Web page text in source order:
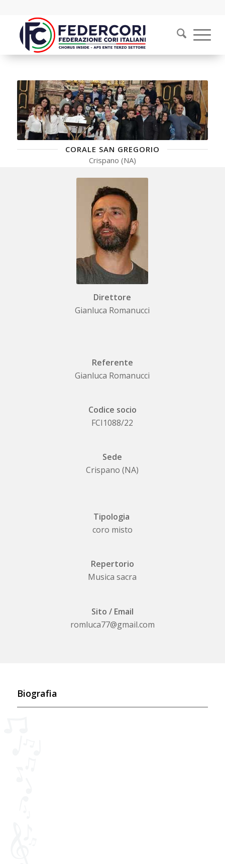
CORALE SAN GREGORIO
Crispano (NA)
Direttore
Gianluca Romanucci
Referente
Gianluca Romanucci
Codice socio
FCI1088/22
Sede
Crispano (NA)
Tipologia
coro misto
Repertorio
Musica sacra
Sito / Email
romluca77@gmail.com
Biografia